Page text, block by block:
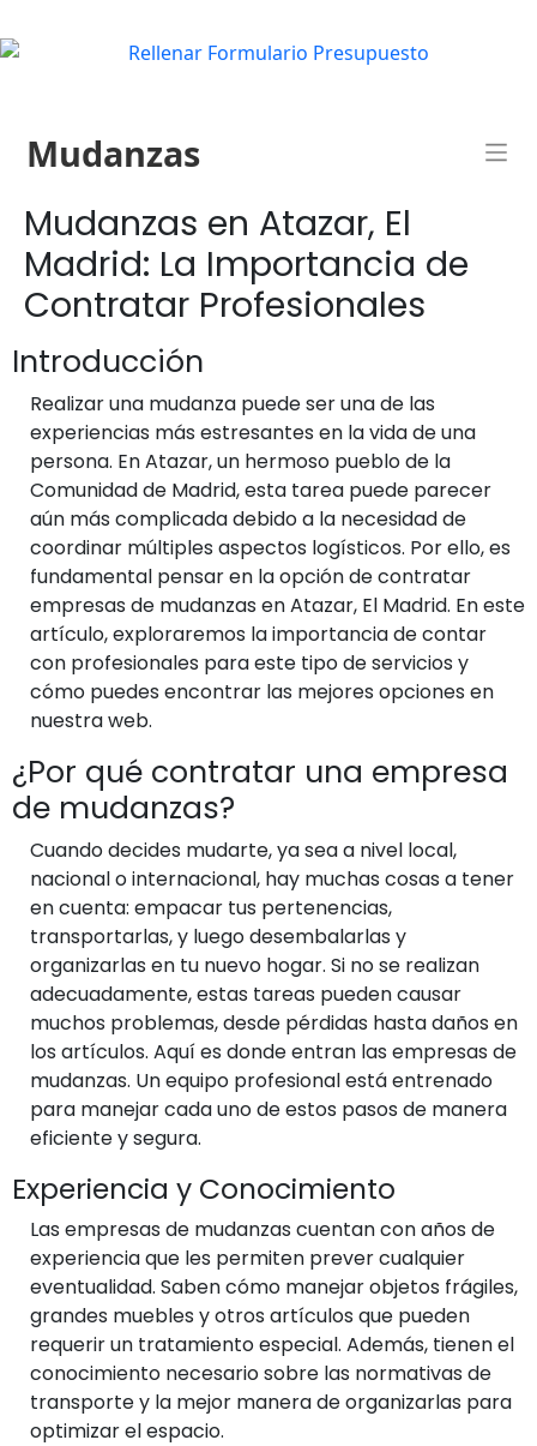
Mudanzas
Mudanzas en Atazar, El
Madrid: La Importancia de
Contratar Profesionales
Introducción
Realizar una mudanza puede ser una de las
experiencias más estresantes en la vida de una
persona. En Atazar, un hermoso pueblo de la
Comunidad de Madrid, esta tarea puede parecer
aún más complicada debido a la necesidad de
coordinar múltiples aspectos logísticos. Por ello, es
fundamental pensar en la opción de contratar
empresas de mudanzas en Atazar, El Madrid. En este
artículo, exploraremos la importancia de contar
con profesionales para este tipo de servicios y
cómo puedes encontrar las mejores opciones en
nuestra web.
¿Por qué contratar una empresa
de mudanzas?
Cuando decides mudarte, ya sea a nivel local,
nacional o internacional, hay muchas cosas a tener
en cuenta: empacar tus pertenencias,
transportarlas, y luego desembalarlas y
organizarlas en tu nuevo hogar. Si no se realizan
adecuadamente, estas tareas pueden causar
muchos problemas, desde pérdidas hasta daños en
los artículos. Aquí es donde entran las empresas de
mudanzas. Un equipo profesional está entrenado
para manejar cada uno de estos pasos de manera
eficiente y segura.
Experiencia y Conocimiento
Las empresas de mudanzas cuentan con años de
experiencia que les permiten prever cualquier
eventualidad. Saben cómo manejar objetos frágiles,
grandes muebles y otros artículos que pueden
requerir un tratamiento especial. Además, tienen el
conocimiento necesario sobre las normativas de
transporte y la mejor manera de organizarlas para
optimizar el espacio.